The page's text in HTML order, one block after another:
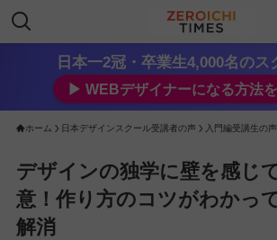
日本一2冠・卒業生4,000名のス
▶︎ WEBデザイナーになる方法
ホーム 日本デザインスクール受講者の声 入門編受講生の声
デザインの独学に壁を感じ
意！作り方のコツがわかっ
解消